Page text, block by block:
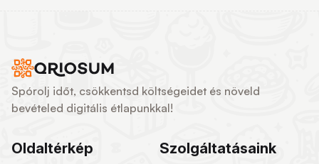
Spórolj időt, csökkentsd költségeidet és növeld
bevételed digitális étlapunkkal!
Oldaltérkép Szolgáltatásaink